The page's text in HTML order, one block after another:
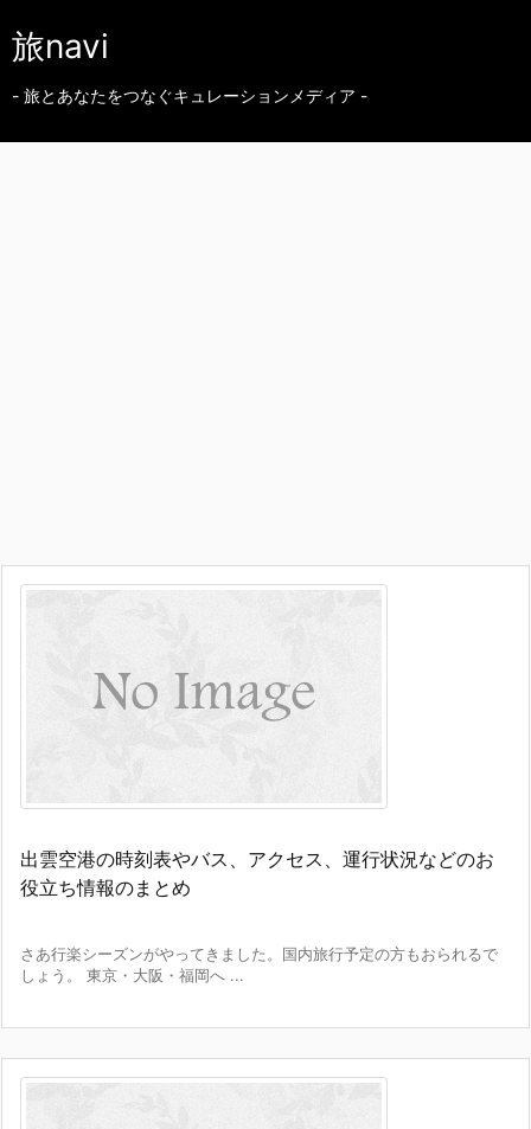
旅navi
- 旅とあなたをつなぐキュレーションメディア -
出雲空港の時刻表やバス、アクセス、運行状況などのお
役立ち情報のまとめ
さあ行楽シーズンがやってきました。国内旅行予定の方もおられるで
しょう。 東京・大阪・福岡へ ...